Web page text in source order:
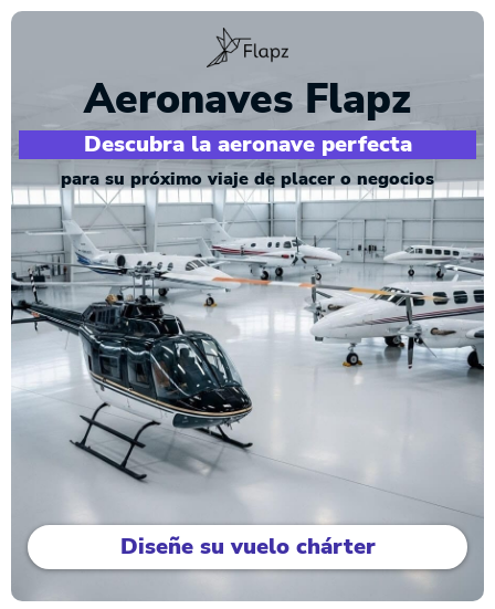
Aeronaves Flapz
Descubra la aeronave perfecta
para su próximo viaje de placer o negocios
Diseñe su vuelo chárter